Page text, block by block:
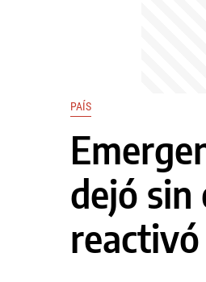
PAÍS
dejó sin